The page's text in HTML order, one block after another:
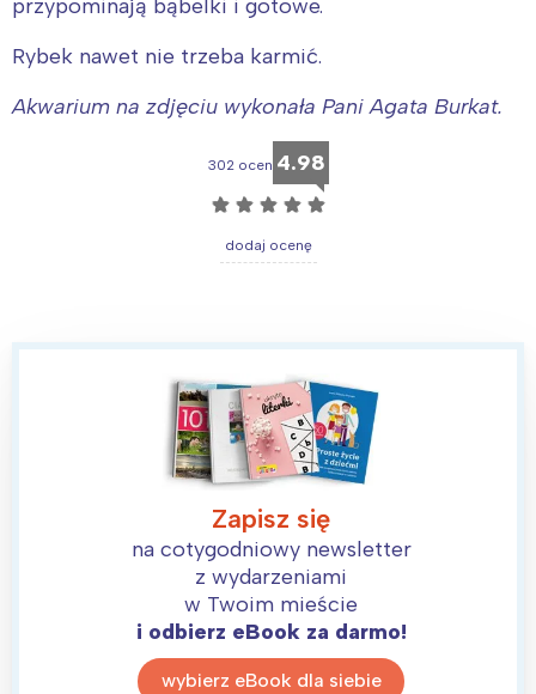
przypominają bąbelki i gotowe.
Rybek nawet nie trzeba karmić.
Akwarium na zdjęciu wykonała Pani Agata Burkat.
302 ocen 4.98
☆ ☆ ☆ ☆ ☆
dodaj ocenę
Zapisz się
na cotygodniowy newsletter
z wydarzeniami
w Twoim mieście
i odbierz eBook za darmo!
wybierz eBook dla siebie